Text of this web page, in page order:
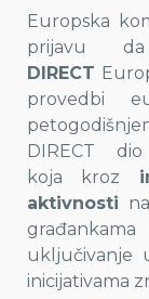
Europska
prijavu
DIRECT
provedbi
DIRECT
koja kroz
aktivnosti
uključivanje
inicijativama